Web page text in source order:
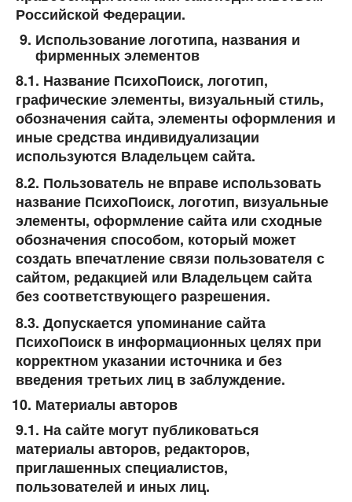
Российской Федерации.
Использование логотипа, названия и
фирменных элементов
8.1. Название ПсихоПоиск, логотип,
графические элементы, визуальный стиль,
обозначения сайта, элементы оформления и
иные средства индивидуализации
используются Владельцем сайта.
8.2. Пользователь не вправе использовать
название ПсихоПоиск, логотип, визуальные
элементы, оформление сайта или сходные
обозначения способом, который может
создать впечатление связи пользователя с
сайтом, редакцией или Владельцем сайта
без соответствующего разрешения.
8.3. Допускается упоминание сайта
ПсихоПоиск в информационных целях при
корректном указании источника и без
введения третьих лиц в заблуждение.
Материалы авторов
9.1. На сайте могут публиковаться
материалы авторов, редакторов,
приглашенных специалистов,
пользователей и иных лиц.